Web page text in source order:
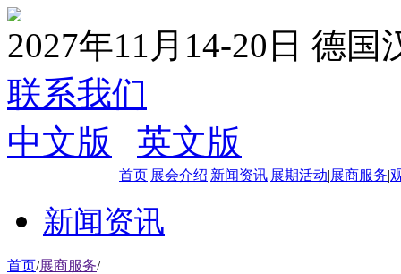
2027年11月14-20日 德国
联系我们
中文版
英文版
首页|展会介绍|新闻资讯|展期活动|展商服务|
新闻资讯
首页/展商服务/